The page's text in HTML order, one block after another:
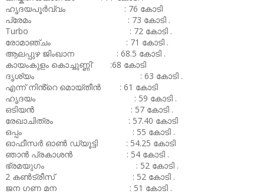
ഹൃദയപൂർവ്വം : 76 കോടി
പ്രേമം : 73 കോടി .
Turbo : 72 കോടി .
രോമാഞ്ചം : 71 കോടി .
ആലപ്പുഴ ജിംഖാന : 68.5 കോടി .
കായംകുളം കൊച്ചുണ്ണി' :68 കോടി
ദൃശ്യം : 63 കോടി .
എന്ന് നിൻ്റെ മൊയ്തീൻ : 61 കോടി
ഹൃദയം : 59 കോടി .
ഒടിയൻ : 57 കോടി .
രേഖാചിത്രം : 57.40 കോടി
ഒപ്പം : 55 കോടി .
ഓഫീസർ ഓൺ ഡ്യൂട്ടി : 54.25 കോടി
ഞാൻ പ്രകാശൻ : 54 കോടി .
ഭ്രമയുഗം : 52 കോടി .
2 കൺട്രീസ് : 52 കോടി .
ജന ഗണ മന : 51 കോടി .